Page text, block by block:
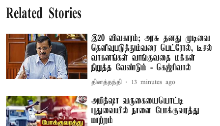
Related Stories
இ20 விவகாரம்; அரசு தனது முடிவை
தெளிவுபடுத்தும்வரை பெட்ரோல், டீசல்
வாகனங்கள் வாங்குவதை மக்கள்
நிறுத்த வேண்டும் - கெஜ்ரிவால்
தினத்தந்தி 13 minutes ago
அமித்ஷா வருகையையொட்டி
புதுவையில் நாளை போக்குவரத்து
மாற்றம்